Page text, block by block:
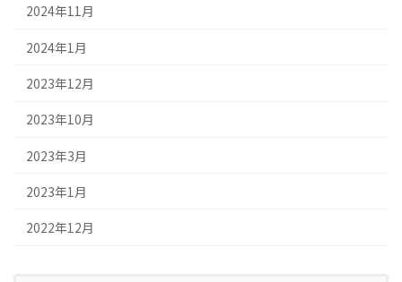
2024年11月
2024年1月
2023年12月
2023年10月
2023年3月
2023年1月
2022年12月